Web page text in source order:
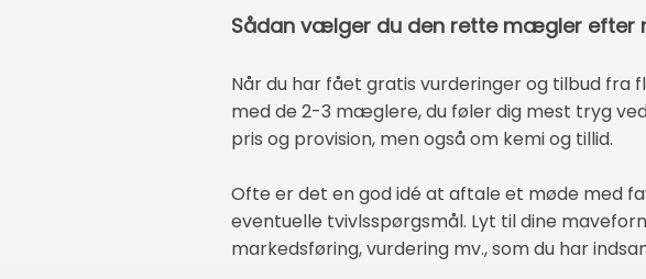
Sådan vælger du den rette mægler efter
Når du har fået gratis vurderinger og tilbud
med de 2-3 mæglere, du føler dig mest tryg
pris og provision, men også om kemi og tillid.
Ofte er det en god idé at aftale et møde med
eventuelle tvivlsspørgsmål. Lyt til dine
markedsføring, vurdering mv., som du har